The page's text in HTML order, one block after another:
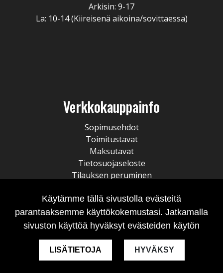
Arkisin: 9-17
La: 10-14 (Kiireisenä aikoina/sovittaessa)
Verkkokauppainfo
Sopimusehdot
Toimitustavat
Maksutavat
Tietosuojaseloste
Tilauksen peruminen
Käytämme tällä sivustolla evästeitä
parantaaksemme käyttökokemustasi. Jatkamalla
sivuston käyttöä hyväksyt evästeiden käytön
LISÄTIETOJA HYVÄKSY